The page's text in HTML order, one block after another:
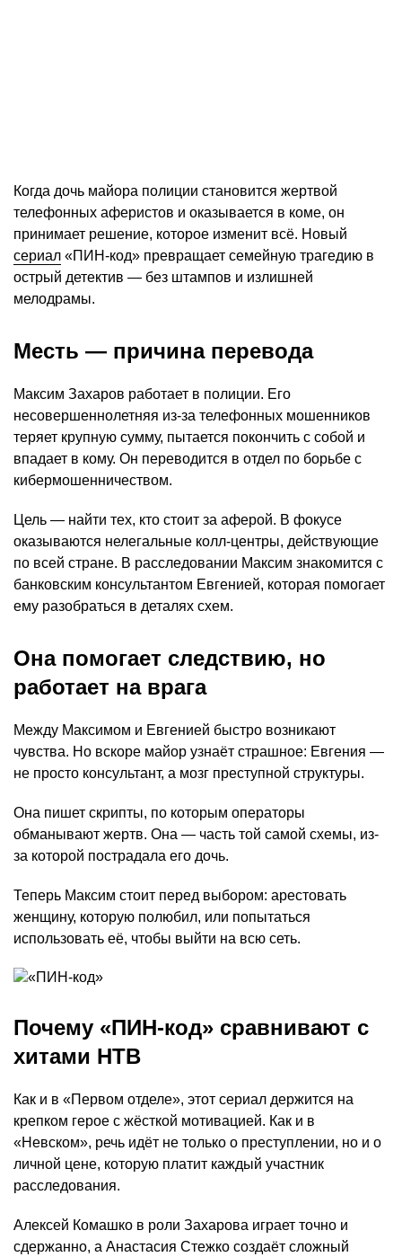
Когда дочь майора полиции становится жертвой
телефонных аферистов и оказывается в коме, он
принимает решение, которое изменит всё. Новый
сериал «ПИН-код» превращает семейную трагедию в
острый детектив — без штампов и излишней
мелодрамы.
Месть — причина перевода
Максим Захаров работает в полиции. Его
несовершеннолетняя из-за телефонных мошенников
теряет крупную сумму, пытается покончить с собой и
впадает в кому. Он переводится в отдел по борьбе с
кибермошенничеством.
Цель — найти тех, кто стоит за аферой. В фокусе
оказываются нелегальные колл-центры, действующие
по всей стране. В расследовании Максим знакомится с
банковским консультантом Евгенией, которая помогает
ему разобраться в деталях схем.
Она помогает следствию, но
работает на врага
Между Максимом и Евгенией быстро возникают
чувства. Но вскоре майор узнаёт страшное: Евгения —
не просто консультант, а мозг преступной структуры.
Она пишет скрипты, по которым операторы
обманывают жертв. Она — часть той самой схемы, из-
за которой пострадала его дочь.
Теперь Максим стоит перед выбором: арестовать
женщину, которую полюбил, или попытаться
использовать её, чтобы выйти на всю сеть.
Почему «ПИН-код» сравнивают с
хитами НТВ
Как и в «Первом отделе», этот сериал держится на
крепком герое с жёсткой мотивацией. Как и в
«Невском», речь идёт не только о преступлении, но и о
личной цене, которую платит каждый участник
расследования.
Алексей Комашко в роли Захарова играет точно и
сдержанно, а Анастасия Стежко создаёт сложный